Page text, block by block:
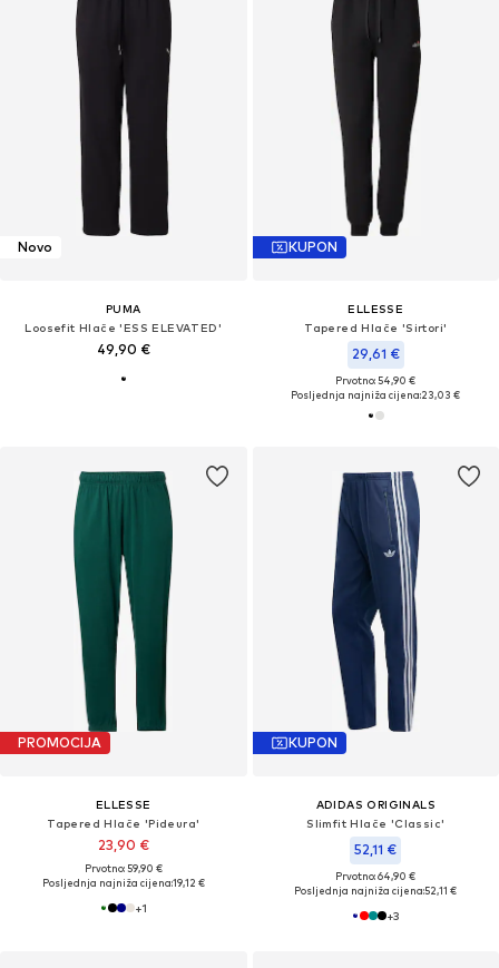
Novo
PUMA
Loosefit Hlače 'ESS ELEVATED'
49,90 €
KUPON
ELLESSE
Tapered Hlače 'Sirtori'
29,61 €
Prvotno: 54,90 €
Posljednja najniža cijena:23,03 €
PROMOCIJA
ELLESSE
Tapered Hlače 'Pideura'
23,90 €
Prvotno: 59,90 €
Posljednja najniža cijena:19,12 €
+1
KUPON
ADIDAS ORIGINALS
Slimfit Hlače 'Classic'
52,11 €
Prvotno: 64,90 €
Posljednja najniža cijena:52,11 €
+3